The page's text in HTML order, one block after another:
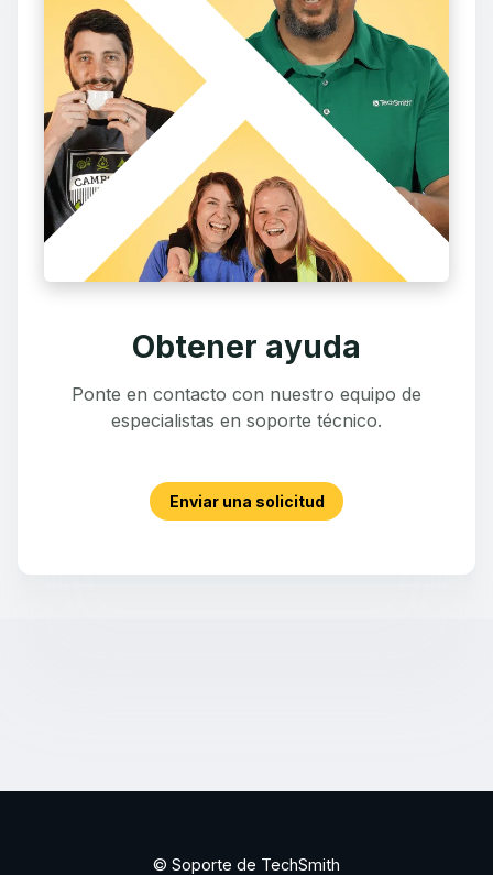
Obtener ayuda
Ponte en contacto con nuestro equipo de
especialistas en soporte técnico.
Enviar una solicitud
© Soporte de TechSmith